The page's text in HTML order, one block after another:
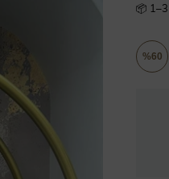
📦
%60